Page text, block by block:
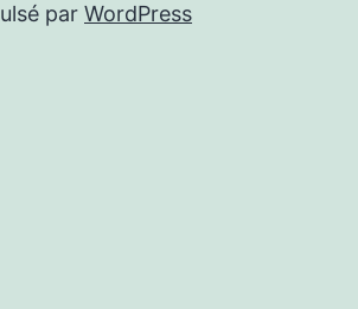
par WordPress